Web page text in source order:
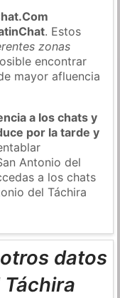
. Estos
zonas
encontrar
mayor afluencia
a los chats y
por la tarde y
Antonio del
a los chats
del Táchira
datos